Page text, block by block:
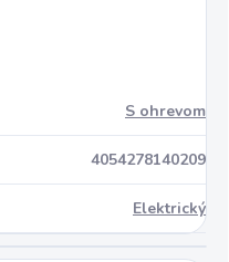
S ohrevom
4054278140209
Elektrický